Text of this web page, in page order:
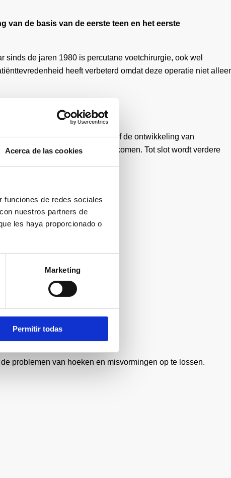
Acerca de las cookies
funciones de redes sociales
nuestros partners de
les haya proporcionado o
Marketing
Permitir todas
van de basis van de eerste teen en het eerste
de jaren 1980 is percutane voetchirurgie, ook wel
heeft verbeterd omdat deze operatie niet
van metatarsalgie of de ontwikkeling van
of druk van schoeisel te voorkomen. Tot slot wordt verdere
pijn te elimineren.
problemen van hoeken en misvormingen op te lossen.